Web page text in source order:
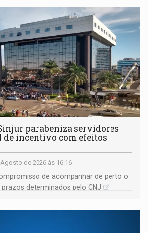
parabeniza servidores
de incentivo com efeitos
de 2026 às 16:16
de acompanhar de perto o
determinados pelo CNJ